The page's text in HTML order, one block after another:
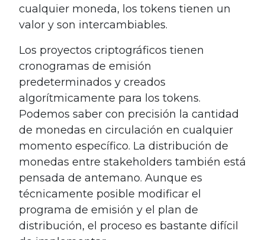
cualquier moneda, los tokens tienen un
valor y son intercambiables.
Los proyectos criptográficos tienen
cronogramas de emisión
predeterminados y creados
algorítmicamente para los tokens.
Podemos saber con precisión la cantidad
de monedas en circulación en cualquier
momento específico. La distribución de
monedas entre stakeholders también está
pensada de antemano. Aunque es
técnicamente posible modificar el
programa de emisión y el plan de
distribución, el proceso es bastante difícil